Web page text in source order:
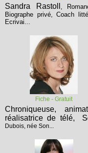
Sandra Rastoll ,
Biographe privé, Coach
Ecrivai...
Fiche - Gratuit
Chroniqueuse,
réalisatrice de télé,
Dubois, née Son...